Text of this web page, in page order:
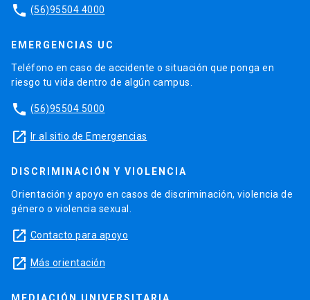
phone (56)95504 4000
EMERGENCIAS UC
Teléfono en caso de accidente o situación que ponga en
riesgo tu vida dentro de algún campus.
phone (56)95504 5000
launch Ir al sitio de Emergencias
DISCRIMINACIÓN Y VIOLENCIA
Orientación y apoyo en casos de discriminación, violencia de
género o violencia sexual.
launch Contacto para apoyo
launch Más orientación